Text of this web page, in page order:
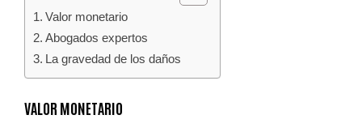
Valor monetario
Abogados expertos
La gravedad de los daños
VALOR MONETARIO